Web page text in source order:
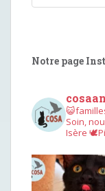
Notre page
Soin,
Isère